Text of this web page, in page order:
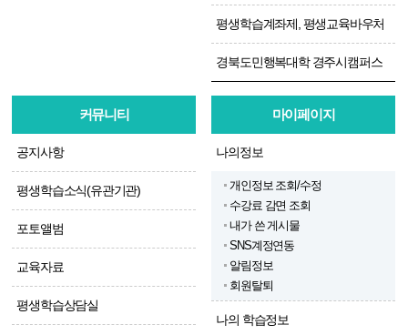
평생학습계좌제, 평생교육바우처
경북도민행복대학 경주시캠퍼스
커뮤니티
공지사항
평생학습소식(유관기관)
포토앨범
교육자료
평생학습상담실
마이페이지
나의정보
개인정보 조회/수정
수강료 감면 조회
내가 쓴 게시물
SNS계정연동
알림정보
회원탈퇴
나의 학습정보